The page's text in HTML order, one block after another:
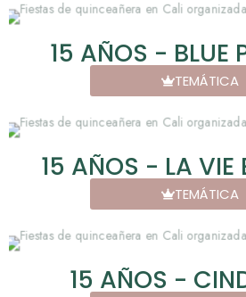
15 AÑOS - BLUE
TEMÁTICA
15 AÑOS - LA VIE
TEMÁTICA
15 AÑOS -